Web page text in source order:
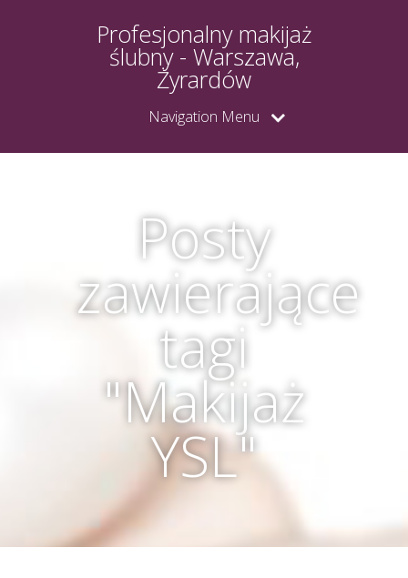
Profesjonalny makijaż
ślubny - Warszawa,
Żyrardów
Navigation Menu
Posty
zawierające
tagi
"Makijaż
YSL"